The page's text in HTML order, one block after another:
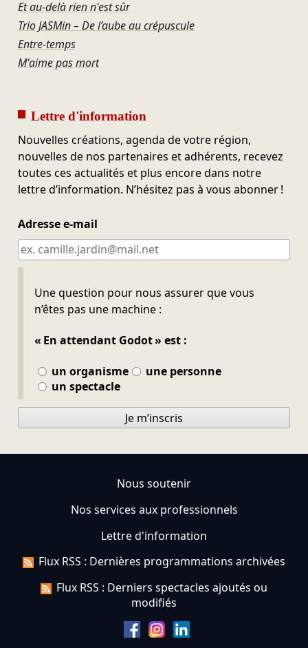
Et au-delà rien n'est sûr
Trio JASMin – De l’aube au crépuscule
Entre-temps
M'aime pas mort
Lettre d'information
Nouvelles créations, agenda de votre région,
nouvelles de nos partenaires et adhérents, recevez
toutes ces actualités et plus encore dans notre
lettre d’information. N’hésitez pas à vous abonner !
Adresse e-mail
Une question pour nous assurer que vous
n’êtes pas une machine :
« En attendant Godot » est :
un organisme
une personne
un spectacle
Ne pas remplir
Je m’inscris
Nous soutenir
Nos services aux professionnels
Lettre d'information
Flux RSS : Dernières programmations archivées
Flux RSS : Derniers spectacles ajoutés ou
modifiés